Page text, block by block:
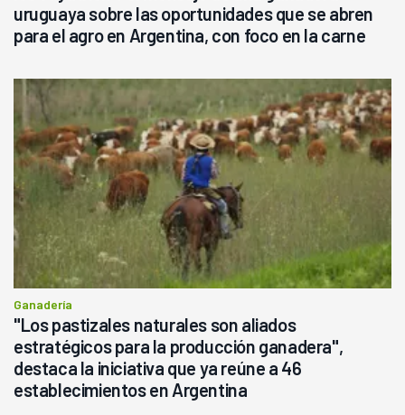
uruguaya sobre las oportunidades que se abren
para el agro en Argentina, con foco en la carne
Ganadería
"Los pastizales naturales son aliados
estratégicos para la producción ganadera",
destaca la iniciativa que ya reúne a 46
establecimientos en Argentina